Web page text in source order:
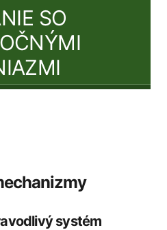
SO
systém